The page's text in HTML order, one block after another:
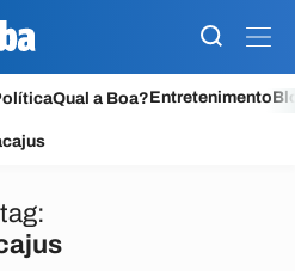
Qual a Boa?Entretenimento